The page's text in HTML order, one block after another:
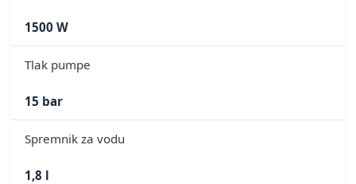
1500 W
Tlak pumpe
15 bar
Spremnik za vodu
1,8 l